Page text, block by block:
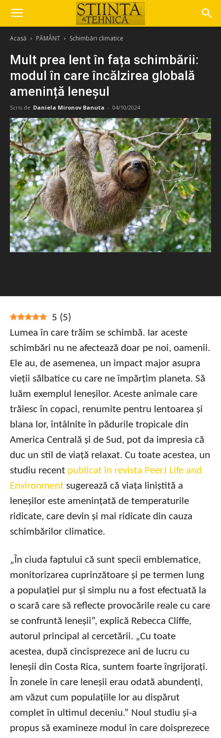
Acasă PĂMÂNT Schimbări climatice
Mult prea lent în fața schimbării:
modul în care încălzirea globală
amenință leneșul
Scris de Daniela Mironov Banuta - 04/10/2024
5 (5)
Lumea în care trăim se schimbă. Iar aceste
schimbări nu ne afectează doar pe noi, oamenii.
Ele au, de asemenea, un impact major asupra
vieții sălbatice cu care ne împărțim planeta. Să
luăm exemplul leneșilor. Aceste animale care
trăiesc în copaci, renumite pentru lentoarea și
blana lor, întâlnite în pădurile tropicale din
America Centrală și de Sud, pot da impresia că
duc un stil de viață relaxat. Cu toate acestea, un
studiu recent publicat în revista PeerJ Life and
Environment sugerează că viața liniștită a
leneșilor este amenințată de temperaturile
ridicate, care devin și mai ridicate din cauza
schimbărilor climatice.
„În ciuda faptului că sunt specii emblematice,
monitorizarea cuprinzătoare și pe termen lung
a populației pur și simplu nu a fost efectuată la
o scară care să reflecte provocările reale cu care
se confruntă leneșii”, explică Rebecca Cliffe,
autorul principal al cercetării. „Cu toate
acestea, după cincisprezece ani de lucru cu
leneșii din Costa Rica, suntem foarte îngrijorați.
În zonele în care leneșii erau odată abundenți,
am văzut cum populațiile lor au dispărut
complet în ultimul deceniu.” Noul studiu și-a
propus să examineze modul în care doisprezece